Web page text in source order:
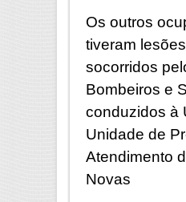
Os outros
tiveram
socorridos
Bombeiros e
conduzidos à
Unidade de
Atendimento
Novas